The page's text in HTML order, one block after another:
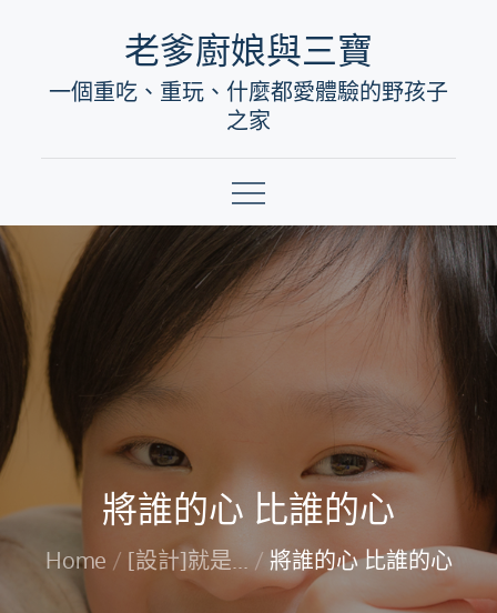
content
老爹廚娘與三寶
一個重吃、重玩、什麼都愛體驗的野孩子
之家
將誰的心 比誰的心
Home [設計]就是... 將誰的心 比誰的心